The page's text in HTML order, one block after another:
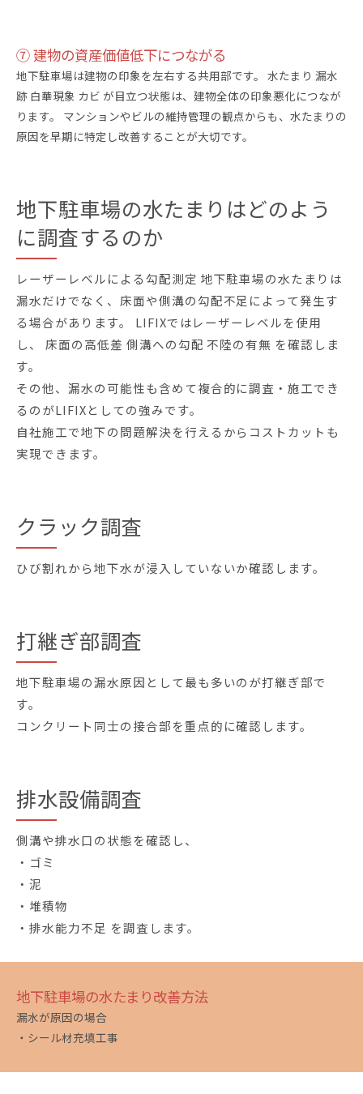
⑦ 建物の資産価値低下につながる
地下駐車場は建物の印象を左右する共用部です。 水たまり 漏水
跡 白華現象 カビ が目立つ状態は、建物全体の印象悪化につなが
ります。 マンションやビルの維持管理の観点からも、水たまりの
原因を早期に特定し改善することが大切です。
地下駐車場の水たまりはどのよう
に調査するのか
レーザーレベルによる勾配測定 地下駐車場の水たまりは
漏水だけでなく、床面や側溝の勾配不足によって発生す
る場合があります。 LIFIXではレーザーレベルを使用
し、 床面の高低差 側溝への勾配 不陸の有無 を確認しま
す。
その他、漏水の可能性も含めて複合的に調査・施工でき
るのがLIFIXとしての強みです。
自社施工で地下の問題解決を行えるからコストカットも
実現できます。
クラック調査
ひび割れから地下水が浸入していないか確認します。
打継ぎ部調査
地下駐車場の漏水原因として最も多いのが打継ぎ部で
す。
コンクリート同士の接合部を重点的に確認します。
排水設備調査
側溝や排水口の状態を確認し、
・ゴミ
・泥
・堆積物
・排水能力不足 を調査します。
地下駐車場の水たまり改善方法
漏水が原因の場合
・シール材充填工事